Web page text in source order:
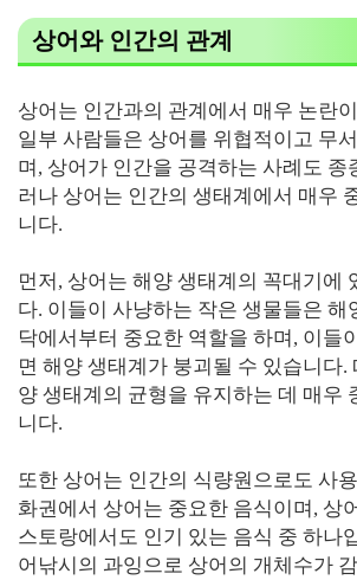
상어와 인간의 관계
상어는 인간과의 관계에서 매우 논란
일부 사람들은 상어를 위협적이고 무
며, 상어가 인간을 공격하는 사례도 종
러나 상어는 인간의 생태계에서 매우
니다.
먼저, 상어는 해양 생태계의 꼭대기에
다. 이들이 사냥하는 작은 생물들은 해
닥에서부터 중요한 역할을 하며, 이들
면 해양 생태계가 붕괴될 수 있습니다.
양 생태계의 균형을 유지하는 데 매우
니다.
또한 상어는 인간의 식량원으로도 사
화권에서 상어는 중요한 음식이며, 상
스토랑에서도 인기 있는 음식 중 하나
어낚시의 과잉으로 상어의 개체수가